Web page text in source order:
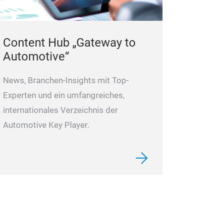
Content Hub „Gateway to
Automotive“
News, Branchen-Insights mit Top-
Experten und ein umfangreiches,
internationales Verzeichnis der
Automotive Key Player.